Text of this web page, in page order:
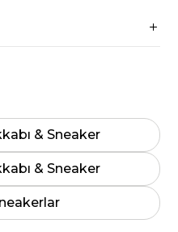
& Sneaker
& Sneaker